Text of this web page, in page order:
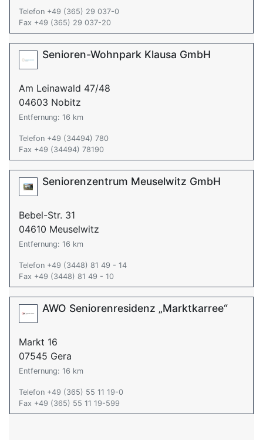
Telefon +49 (365) 29 037-0
Fax +49 (365) 29 037-20
Senioren-Wohnpark Klausa GmbH
Am Leinawald 47/48
04603 Nobitz
Entfernung: 16 km
Telefon +49 (34494) 780
Fax +49 (34494) 78190
Seniorenzentrum Meuselwitz GmbH
Bebel-Str. 31
04610 Meuselwitz
Entfernung: 16 km
Telefon +49 (3448) 81 49 - 14
Fax +49 (3448) 81 49 - 10
AWO Seniorenresidenz „Marktkarree“
Markt 16
07545 Gera
Entfernung: 16 km
Telefon +49 (365) 55 11 19-0
Fax +49 (365) 55 11 19-599